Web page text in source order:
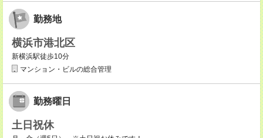
勤務地
横浜市港北区
新横浜駅徒歩10分
マンション・ビルの総合管理
勤務曜日
土日祝休